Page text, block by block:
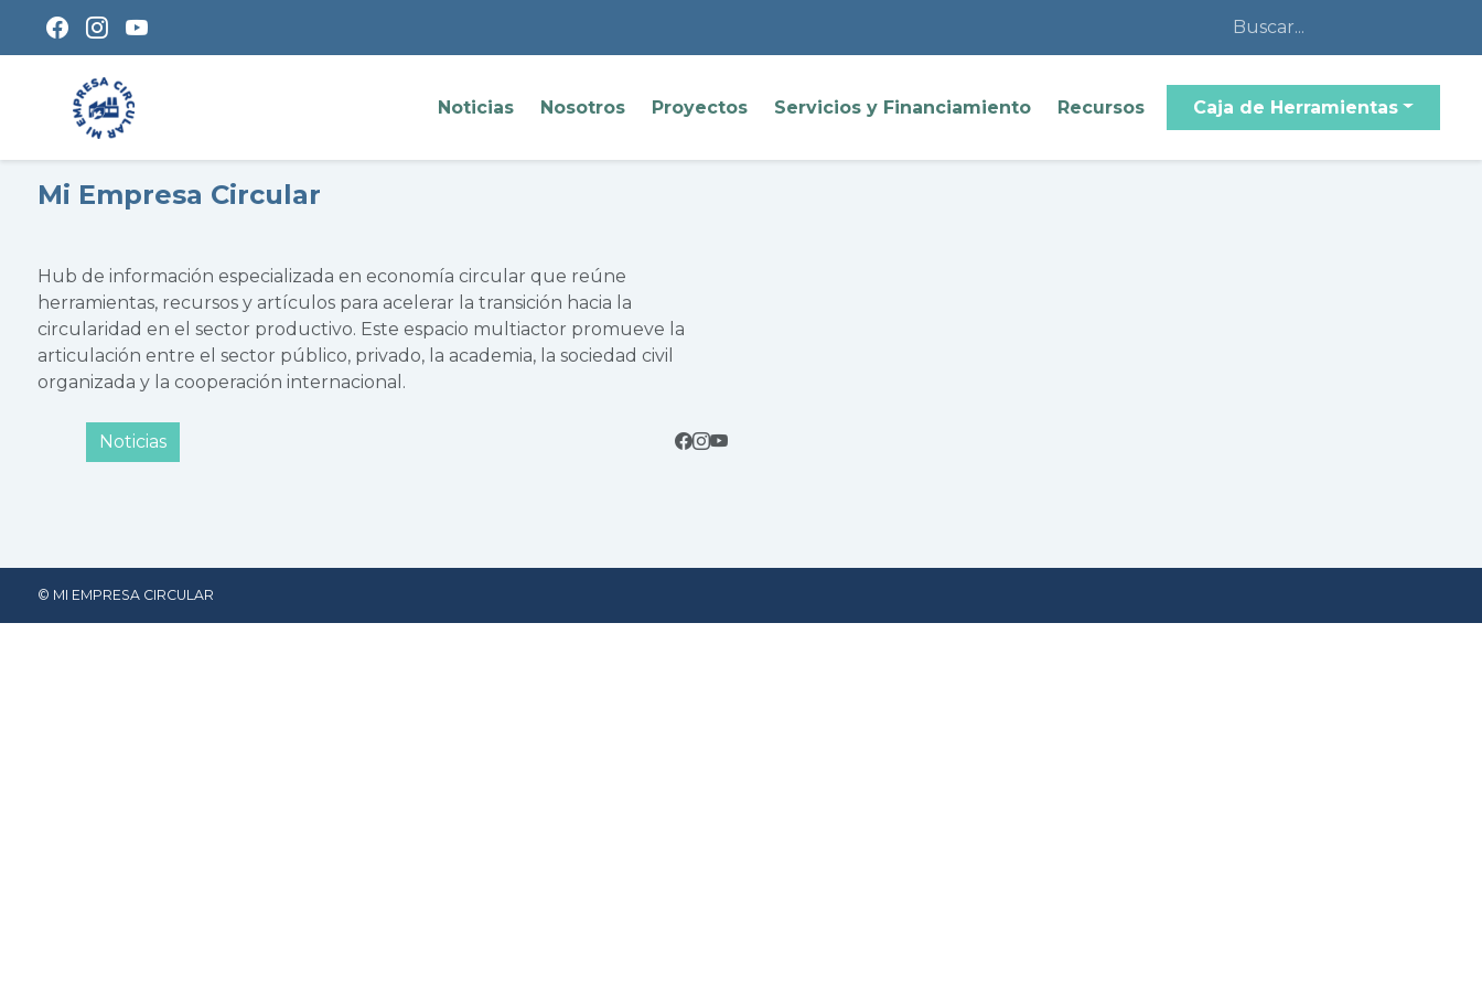
Noticias Nosotros Proyectos Servicios y Financiamiento Recursos Caja de Herramientas
Mi Empresa Circular
Hub de información especializada en economía circular que reúne
herramientas, recursos y artículos para acelerar la transición hacia la
circularidad en el sector productivo. Este espacio multiactor promueve la
articulación entre el sector público, privado, la academia, la sociedad civil
organizada y la cooperación internacional.
Noticias
© MI EMPRESA CIRCULAR